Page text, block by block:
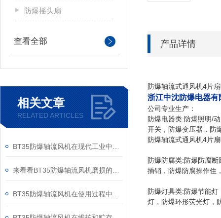
防爆摇头扇
查看全部
相关文章
RELATED ARTICLES
产品详情
防爆轴流式通风机4片
浙江中沈防爆电器有
公司专业生产：
防爆电器类:防爆照明/
开关，防爆变压器，防
防爆轴流式通风机4片
防爆防腐类:防爆防腐
插销，防爆防腐操作住
防爆灯具类:防爆节能
灯，防爆环形荧光灯，